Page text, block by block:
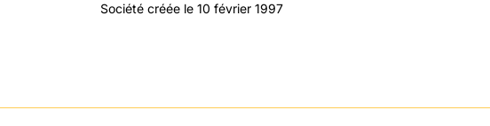
Société créée le 10 février 1997